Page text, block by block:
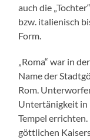
auch die
bzw. italienisch
Form.
„Roma“ war in
Name der
Rom.
Untertänigkeit in
Tempel
göttlichen